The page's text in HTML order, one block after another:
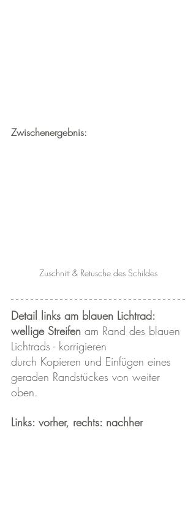
Zwischenergebnis:
Zuschnitt & Retusche des Schildes
Detail links am blauen Lichtrad:
wellige Streifen am Rand des blauen
Lichtrads - korrigieren
durch Kopieren und Einfügen eines
geraden Randstückes von weiter
oben.
Links: vorher, rechts: nachher